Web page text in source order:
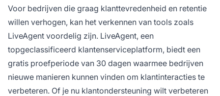
Voor bedrijven die graag klanttevredenheid en retentie
willen verhogen, kan het verkennen van tools zoals
LiveAgent voordelig zijn. LiveAgent, een
topgeclassificeerd klantenserviceplatform, biedt een
gratis proefperiode van 30 dagen waarmee bedrijven
nieuwe manieren kunnen vinden om klantinteracties te
verbeteren. Of je nu klantondersteuning wilt verbeteren